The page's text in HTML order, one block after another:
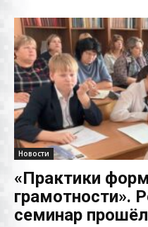
Новости
«Практики
грамотности».
семинар